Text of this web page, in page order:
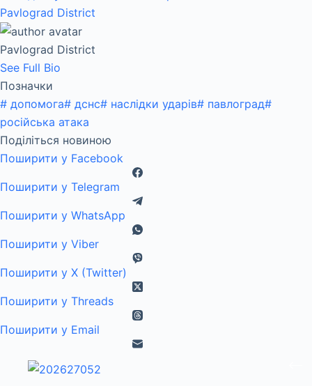
Pavlograd District
Pavlograd District
See Full Bio
Позначки
# допомога# дснс# наслідки ударів# павлоград#
російська атака
Поділіться новиною
Поширити у Facebook
Поширити у Telegram
Поширити у WhatsApp
Поширити у Viber
Поширити у X (Twitter)
Поширити у Threads
Поширити у Email